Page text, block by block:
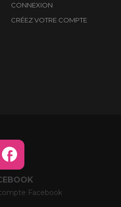
CONNEXION
CRÉEZ VOTRE COMPTE
Facebook